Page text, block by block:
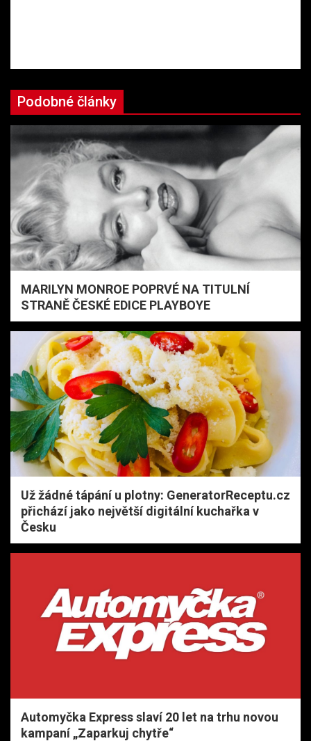
Podobné články
MARILYN MONROE POPRVÉ NA TITULNÍ
STRANĚ ČESKÉ EDICE PLAYBOYE
Už žádné tápání u plotny: GeneratorReceptu.cz
přichází jako největší digitální kuchařka v
Česku
Automyčka Express slaví 20 let na trhu novou
kampaní „Zaparkuj chytře“